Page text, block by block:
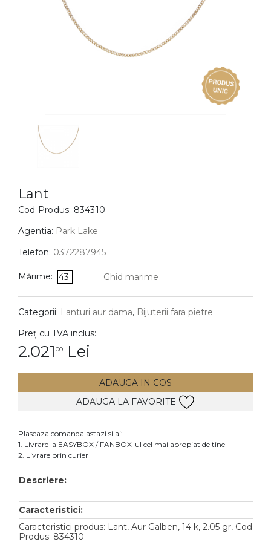
BIJUTERII COPII
Cercei
Bratari
Coliere
Lanturi
Pandantive
DIAMANTE Vezi toate
Cercei
Accesorii
Aur alb
Aur roz
Lant
Cod Produs: 834310
Agentia: Park Lake
Telefon: 0372287945
Mărime: 43 Ghid marime
Categorii: Lanturi aur dama, Bijuterii fara pietre
Preț cu TVA inclus:
2.021 00 Lei
ADAUGA IN COS
ADAUGA LA FAVORITE
Plaseaza comanda astazi si ai:
1. Livrare la EASYBOX / FANBOX-ul cel mai apropiat de tine
2. Livrare prin curier
Descriere:
Caracteristici:
Caracteristici produs: Lant, Aur Galben, 14 k, 2.05 gr, Cod
Produs: 834310